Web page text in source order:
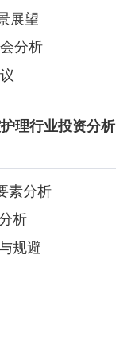
展望
分析
理行业投资分析
素分析
析
规避